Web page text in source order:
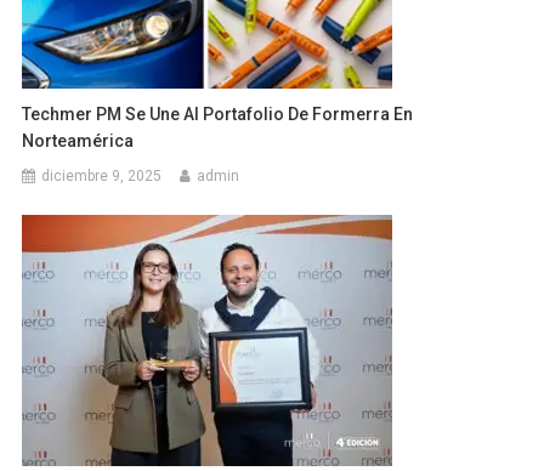
Techmer PM Se Une Al Portafolio De Formerra En
Norteamérica
diciembre 9, 2025 admin